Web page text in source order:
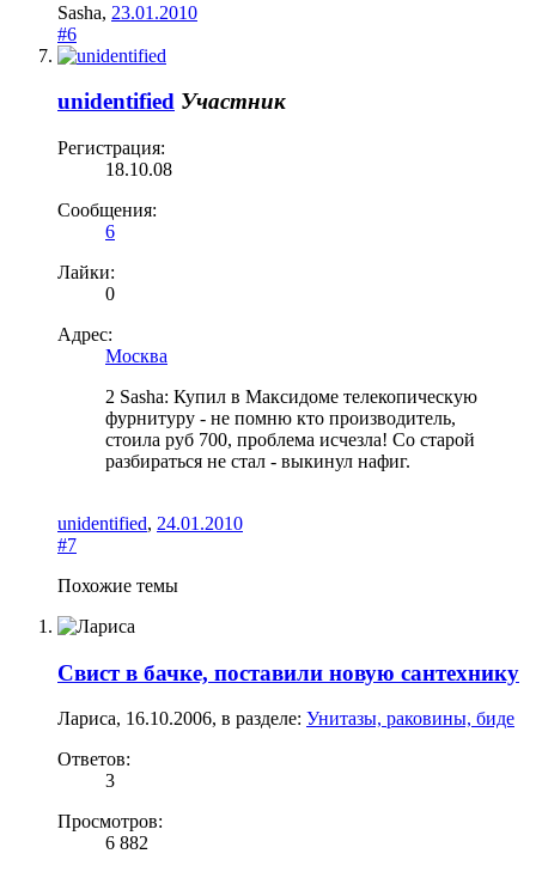
Sasha, 23.01.2010
#6
unidentified Участник
Регистрация:
18.10.08
Сообщения:
6
Лайки:
0
Адрес:
Москва
2 Sasha: Купил в Максидоме телекопическую
фурнитуру - не помню кто производитель,
стоила руб 700, проблема исчезла! Со старой
разбираться не стал - выкинул нафиг.
unidentified, 24.01.2010
#7
Похожие темы
Свист в бачке, поставили новую сантехнику
Лариса, 16.10.2006, в разделе: Унитазы, раковины, биде
Ответов:
3
Просмотров:
6 882